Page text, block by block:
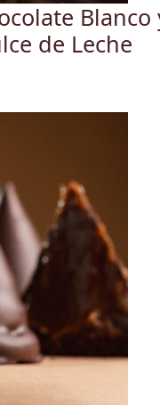
Blanco
de Leche